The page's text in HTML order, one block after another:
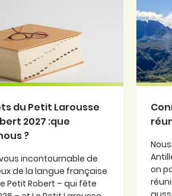
du Petit Larousse
2027 :que
?
incontournable de
de la langue française
Petit Robert – qui fête
on